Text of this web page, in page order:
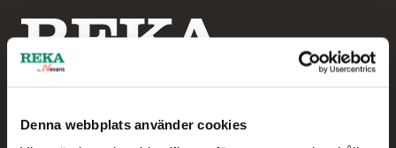
Denna webbplats använder cookies